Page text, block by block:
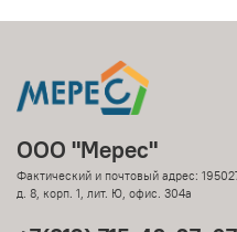
ООО "Мерес"
Фактический и почтовый адрес:
д. 8, корп. 1, лит. Ю, офис. 304а